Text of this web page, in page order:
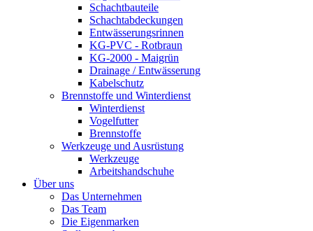
Schachtbauteile
Schachtabdeckungen
Entwässerungsrinnen
KG-PVC - Rotbraun
KG-2000 - Maigrün
Drainage / Entwässerung
Kabelschutz
Brennstoffe und Winterdienst
Winterdienst
Vogelfutter
Brennstoffe
Werkzeuge und Ausrüstung
Werkzeuge
Arbeitshandschuhe
Über uns
Das Unternehmen
Das Team
Die Eigenmarken